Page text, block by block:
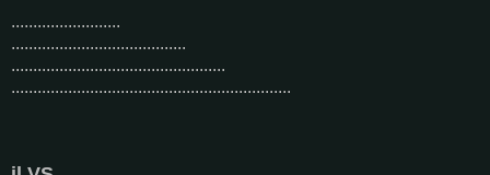
.........................
........................................
.................................................
................................................................